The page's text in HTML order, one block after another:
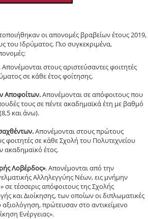
οι απονομές βραβείων έτους 2019,
του Ιδρύματος. Πιο συγκεκριμένα,
Απονέμονται στους αριστεύσαντες φοιτητές
σε κάθε έτος φοίτησης.
Αποφοίτων.Απονέμονται σε απόφοιτους που
τους σε πέντε ακαδημαϊκά έτη με βαθμό
και άνω).
Απονέμονται στους πρώτους
φοιτητές σε κάθε Σχολή του Πολυτεχνείου
ακαδημαϊκό έτος.
Λοβέρδος». Απονέμονται από την
Αλληλεγγύης Νέων, εις μνήμην
τέσσερις απόφοιτους της Σχολής
και Διοίκησης, των οποίων οι διπλωματικές
αξιολόγηση, πρώτευσαν στο αντικείμενο
Ενέργειας».